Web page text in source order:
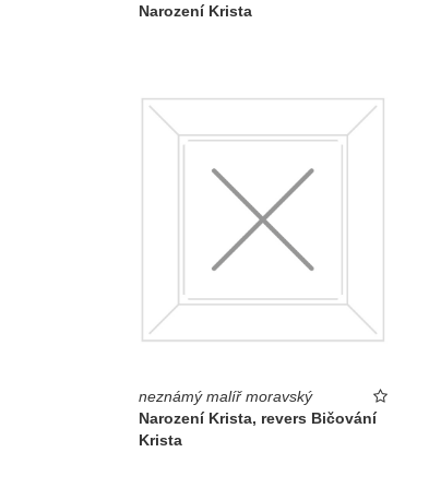
Narození Krista
neznámý malíř moravský
Narození Krista, revers Bičování
Krista